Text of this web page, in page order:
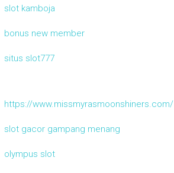
slot kamboja
bonus new member
situs slot777
https://www.missmyrasmoonshiners.com/
slot gacor gampang menang
olympus slot